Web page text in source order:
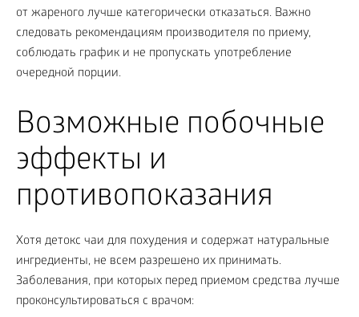
от жареного лучше категорически отказаться. Важно
следовать рекомендациям производителя по приему,
соблюдать график и не пропускать употребление
очередной порции.
Возможные побочные
эффекты и
противопоказания
Хотя детокс чаи для похудения и содержат натуральные
ингредиенты, не всем разрешено их принимать.
Заболевания, при которых перед приемом средства лучше
проконсультироваться с врачом: